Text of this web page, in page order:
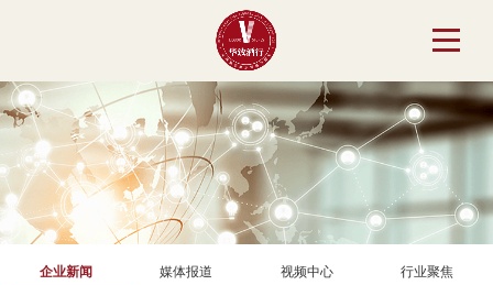
企业新闻 媒体报道 视频中心 行业聚焦